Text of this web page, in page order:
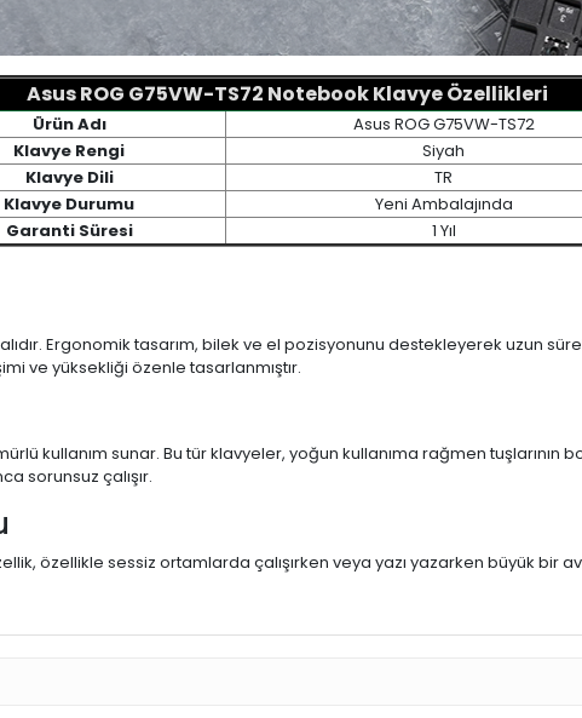
Asus ROG G75VW-TS72 Notebook Klavye Özellikleri
Ürün Adı
Asus ROG G75VW-TS72
Klavye Rengi
Siyah
Klavye Dili
TR
Klavye Durumu
Yeni Ambalajında
Garanti Süresi
1 Yıl
Ergonomik tasarım, bilek ve el pozisyonunu destekleyerek uzun
ve yüksekliği özenle tasarlanmıştır.
kullanım sunar. Bu tür klavyeler, yoğun kullanıma rağmen tuşlarının
sorunsuz çalışır.
özellikle sessiz ortamlarda çalışırken veya yazı yazarken büyük